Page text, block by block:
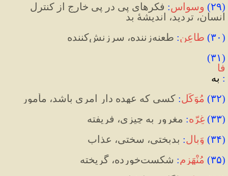
(۲۹) وسواس:
انسان، تردید، اندیشۀ بد
(۳۰) طاعِن: طعنه‌زننده، سرزنش‌کننده
(۳۱)
فا
: به
(۳۲) مُوَکِّل: کسی که عهده دار امری باشد، مأمور
(۳۳) غِرّه: مغرور به چیزی، فریفته
(۳۴) وَبال: بدبختی، سختی، عذاب
(۳۵) مُنْهَزِم: شکست‌خورده، گریخته